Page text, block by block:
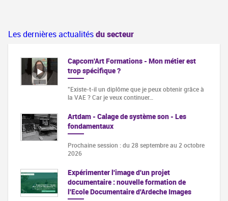
Les dernières actualitésdu secteur
Capcom'Art Formations - Mon métier est
trop spécifique ?
"Existe-t-il un diplôme que je peux obtenir grâce à
la VAE ? Car je veux continuer…
Artdam - Calage de système son - Les
fondamentaux
Prochaine session : du 28 septembre au 2 octobre
2026
Expérimenter l'image d'un projet
documentaire : nouvelle formation de
l'Ecole Documentaire d'Ardeche Images